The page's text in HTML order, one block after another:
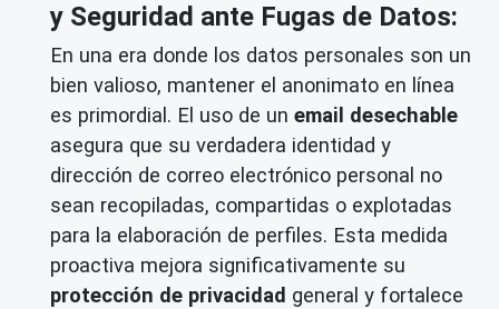
y Seguridad ante Fugas de Datos:
En una era donde los datos personales son un
bien valioso, mantener el anonimato en línea
es primordial. El uso de un email desechable
asegura que su verdadera identidad y
dirección de correo electrónico personal no
sean recopiladas, compartidas o explotadas
para la elaboración de perfiles. Esta medida
proactiva mejora significativamente su
protección de privacidad general y fortalece